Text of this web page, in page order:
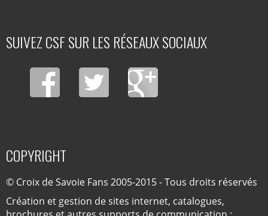
SUIVEZ CSF SUR LES RÉSEAUX SOCIAUX
COPYRIGHT
© Croix de Savoie Fans 2005-2015 - Tous droits réservés
Création et gestion de sites internet, catalogues,